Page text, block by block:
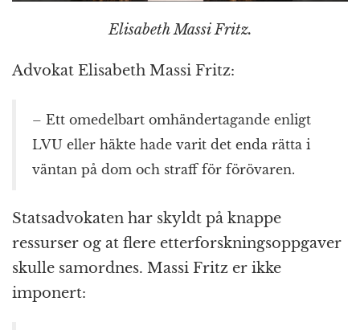
Elisabeth Massi Fritz.
Advokat Elisabeth Massi Fritz:
– Ett omedelbart omhändertagande enligt
LVU eller häkte hade varit det enda rätta i
väntan på dom och straff för förövaren.
Statsadvokaten har skyldt på knappe
ressurser og at flere etterforskningsoppgaver
skulle samordnes. Massi Fritz er ikke
imponert: